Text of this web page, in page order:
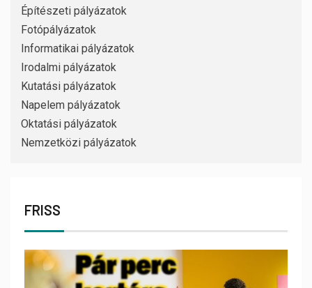
Építészeti pályázatok
Fotópályázatok
Informatikai pályázatok
Irodalmi pályázatok
Kutatási pályázatok
Napelem pályázatok
Oktatási pályázatok
Nemzetközi pályázatok
FRISS